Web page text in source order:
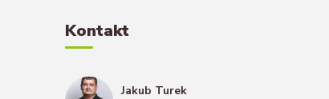
Kontakt
Jakub Turek